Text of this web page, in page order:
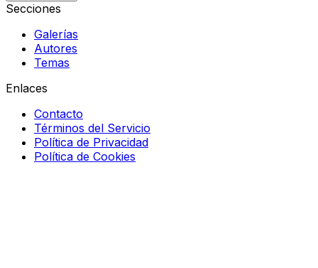
Secciones
Galerías
Autores
Temas
Enlaces
Contacto
Términos del Servicio
Política de Privacidad
Política de Cookies